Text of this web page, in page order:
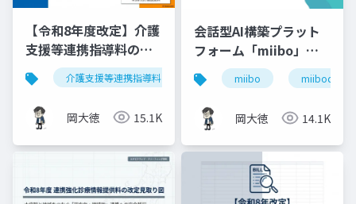
【令和8年度改定】介護
支援等連携指導料の再
編と戦略的対応｜指導
料2（500点）の要件整
理
介護支援等連携指導料 令和8年度診療報酬改定
岡大徳 15.1K
会話型AI構築プラット
フォーム「miibo」ガ
イド
miibo
岡大徳 14.1K